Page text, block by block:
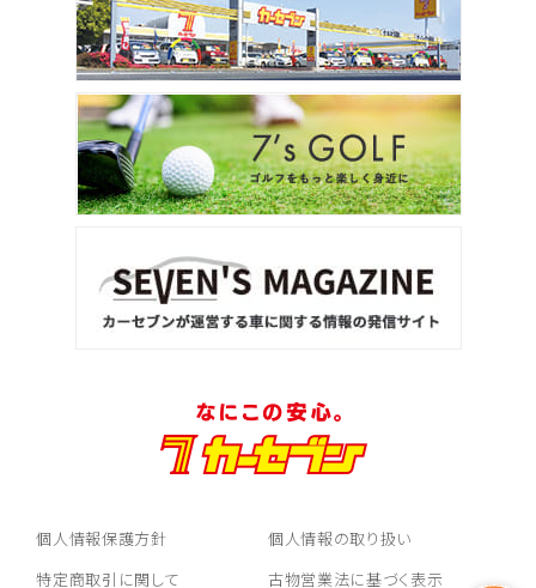
個人情報保護方針
個人情報の取り扱い
特定商取引に関して
古物営業法に基づく表示